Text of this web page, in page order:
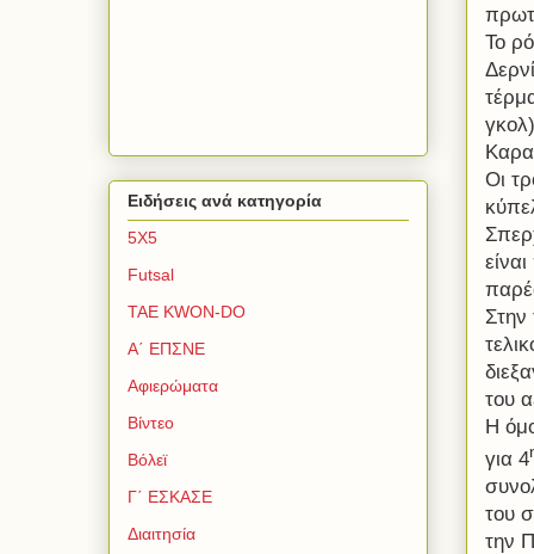
Το
Οι
Στην
του
Η
για 4
του
την
Ειδήσεις ανά κατηγορία
5Χ5
Futsal
TAE KWON-DO
Α΄ ΕΠΣΝΕ
Αφιερώματα
Βίντεο
Βόλεϊ
Γ΄ ΕΣΚΑΣΕ
Διαιτησία